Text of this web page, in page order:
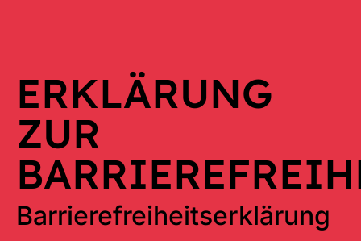
ERKLÄRUNG
ZUR
Barrierefreiheitserklärung